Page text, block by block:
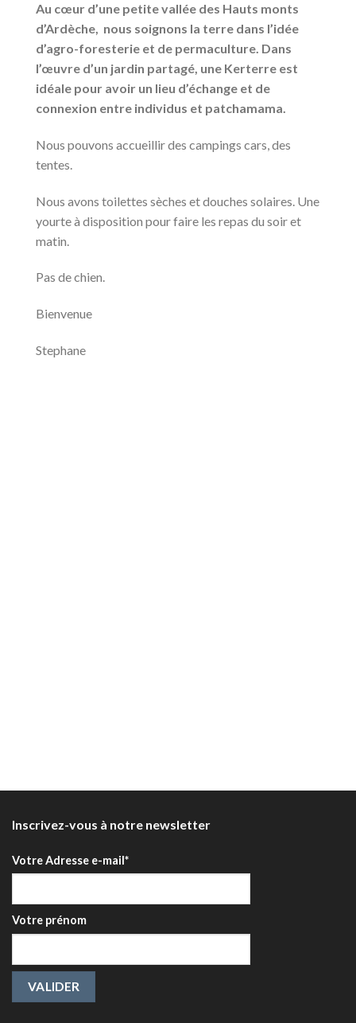
Au cœur d’une petite vallée des Hauts monts
d’Ardèche, nous soignons la terre dans l’idée
d’agro-foresterie et de permaculture. Dans
l’œuvre d’un jardin partagé, une Kerterre est
idéale pour avoir un lieu d’échange et de
connexion entre individus et patchamama.
Nous pouvons accueillir des campings cars, des
tentes.
Nous avons toilettes sèches et douches solaires. Une
yourte à disposition pour faire les repas du soir et
matin.
Pas de chien.
Bienvenue
Stephane
Inscrivez-vous à notre newsletter
Votre Adresse e-mail*
Votre prénom